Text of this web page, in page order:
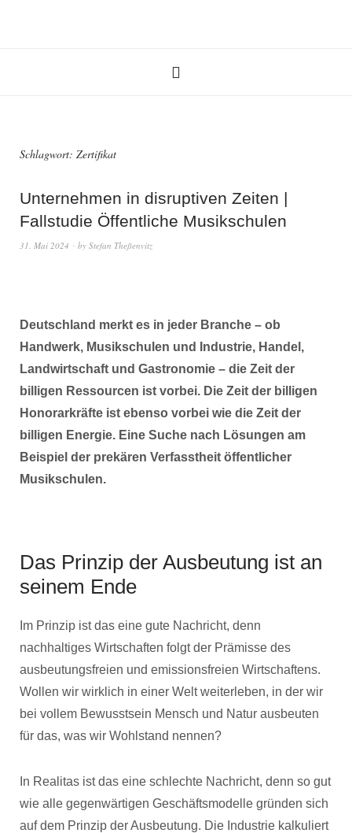
Schlagwort: Zertifikat
Unternehmen in disruptiven Zeiten |
Fallstudie Öffentliche Musikschulen
31. Mai 2024 by Stefan Theßenvitz
Deutschland merkt es in jeder Branche – ob
Handwerk, Musikschulen und Industrie, Handel,
Landwirtschaft und Gastronomie – die Zeit der
billigen Ressourcen ist vorbei. Die Zeit der billigen
Honorarkräfte ist ebenso vorbei wie die Zeit der
billigen Energie. Eine Suche nach Lösungen am
Beispiel der prekären Verfasstheit öffentlicher
Musikschulen.
Das Prinzip der Ausbeutung ist an
seinem Ende
Im Prinzip ist das eine gute Nachricht, denn
nachhaltiges Wirtschaften folgt der Prämisse des
ausbeutungsfreien und emissionsfreien Wirtschaftens.
Wollen wir wirklich in einer Welt weiterleben, in der wir
bei vollem Bewusstsein Mensch und Natur ausbeuten
für das, was wir Wohlstand nennen?
In Realitas ist das eine schlechte Nachricht, denn so gut
wie alle gegenwärtigen Geschäftsmodelle gründen sich
auf dem Prinzip der Ausbeutung. Die Industrie kalkuliert